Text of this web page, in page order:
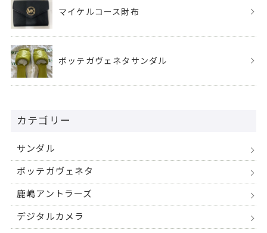
マイケルコース財布
ボッテガヴェネタサンダル
カテゴリー
サンダル
ボッテガヴェネタ
鹿嶋アントラーズ
デジタルカメラ